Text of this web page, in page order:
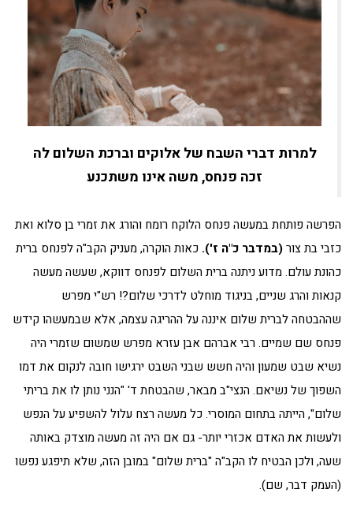
למרות דברי השבח של אלוקים וברכת השלום לה
זכה פנחס, משה אינו משתכנע
הפרשה פותחת במעשה פנחס הלוקח רומח והורג את זמרי בן סלוא ואת
כזבי בת צור(במדבר כ"ה ז'). כאות הוקרה, מעניק הקב"ה לפנחס ברית
כהונת עולם. מדוע ניתנה ברית השלום לפנחס דווקא, שעשה מעשה
קנאות והרג שניים, בניגוד מוחלט לדרכי שלום?! רש"י מפרש
שההבטחה לברית שלום איננה על ההריגה עצמה, אלא שבמעשהו קידש
פנחס שם שמיים. רבי אברהם אבן עזרא מפרש שמשום שזמרי היה
נשיא שבט שמעון והיה חשש שבני השבט ירגישו חובה לנקום את דמו
השפוך של נשיאם. הנצי"ב מבאר, שהבטחת ד' "הנני נותן לו את בריתי
שלום", הייתה בתחום המוסרי. כל מעשה רצח עלול להשפיע על הנפש
ולעשות את האדם אכזרי יותר- גם אם היה זה מעשה מוצדק באותה
שעה, ולכן הבטיח לו הקב"ה "ברית שלום" במובן הזה, שלא תיפגע נפשו
(העמק דבר, שם).